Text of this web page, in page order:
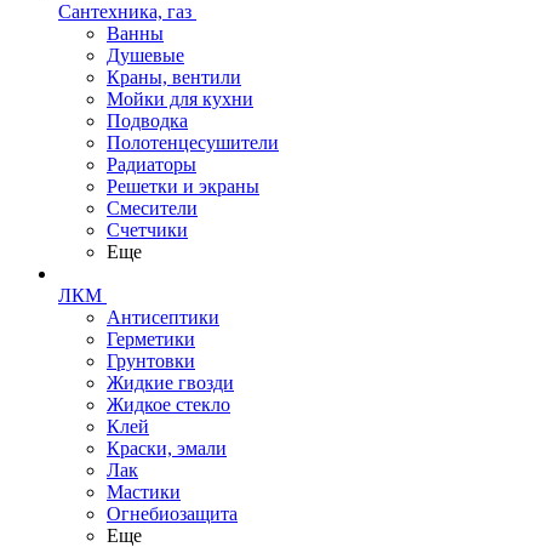
Сантехника, газ
Ванны
Душевые
Краны, вентили
Мойки для кухни
Подводка
Полотенцесушители
Радиаторы
Решетки и экраны
Смесители
Счетчики
Еще
ЛКМ
Антисептики
Герметики
Грунтовки
Жидкие гвозди
Жидкое стекло
Клей
Краски, эмали
Лак
Мастики
Огнебиозащита
Еще